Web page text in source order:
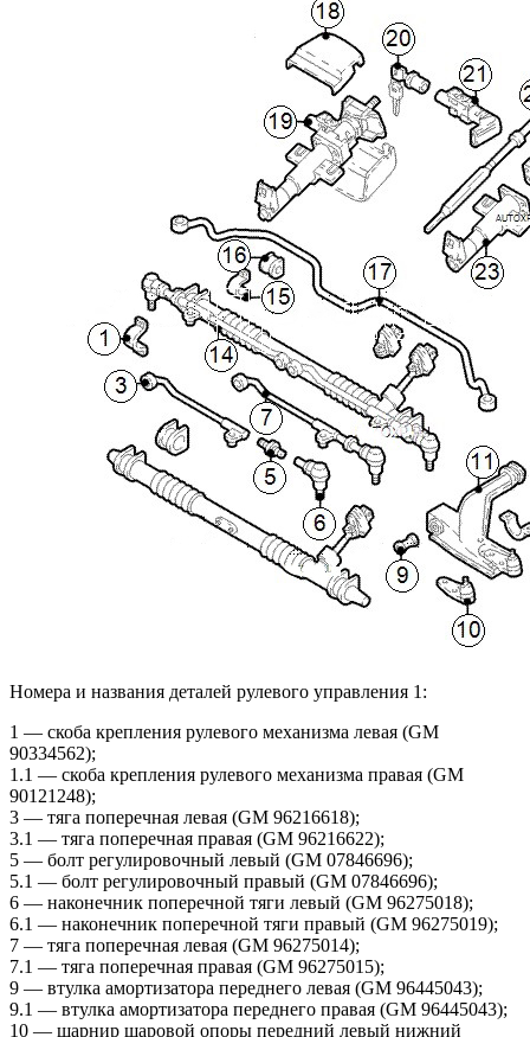
Номера и названия деталей рулевого управления 1:
1 — скоба крепления рулевого механизма левая (GM
90334562);
1.1 — скоба крепления рулевого механизма правая (GM
90121248);
3 — тяга поперечная левая (GM 96216618);
3.1 — тяга поперечная правая (GM 96216622);
5 — болт регулировочный левый (GM 07846696);
5.1 — болт регулировочный правый (GM 07846696);
6 — наконечник поперечной тяги левый (GM 96275018);
6.1 — наконечник поперечной тяги правый (GM 96275019);
7 — тяга поперечная левая (GM 96275014);
7.1 — тяга поперечная правая (GM 96275015);
9 — втулка амортизатора переднего левая (GM 96445043);
9.1 — втулка амортизатора переднего правая (GM 96445043);
10 — шарнир шаровой опоры передний левый нижний